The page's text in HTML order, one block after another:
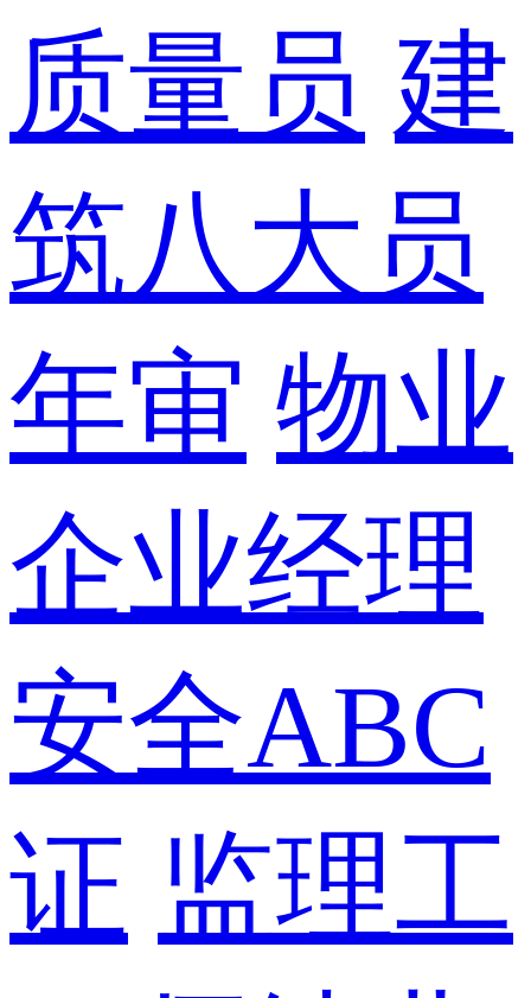
质量员 建
筑八大员
年审 物业
企业经理
安全ABC
证 监理工